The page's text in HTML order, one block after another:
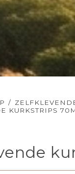
/
KURKSTRIPS